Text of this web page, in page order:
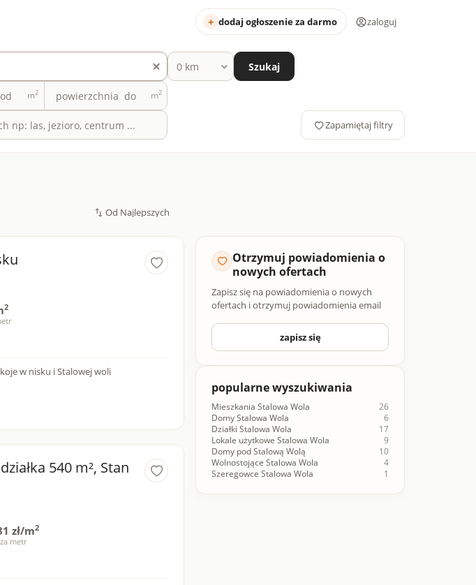
dodaj ogłoszenie za darmo zaloguj
Szukaj
m2 m2
Zapamiętaj filtry
2
pokoje w nisku i Stalowej woli
540 m², Stan
zł/m2
metr
Otrzymuj powiadomienia o
nowych ofertach
Zapisz się na powiadomienia o nowych
ofertach i otrzymuj powiadomienia email
zapisz się
popularne wyszukiwania
Mieszkania Stalowa Wola
26
Domy Stalowa Wola
6
Działki Stalowa Wola
17
Lokale użytkowe Stalowa Wola
9
Domy pod Stalową Wolą
10
Wolnostojące Stalowa Wola
4
Szeregowce Stalowa Wola
1